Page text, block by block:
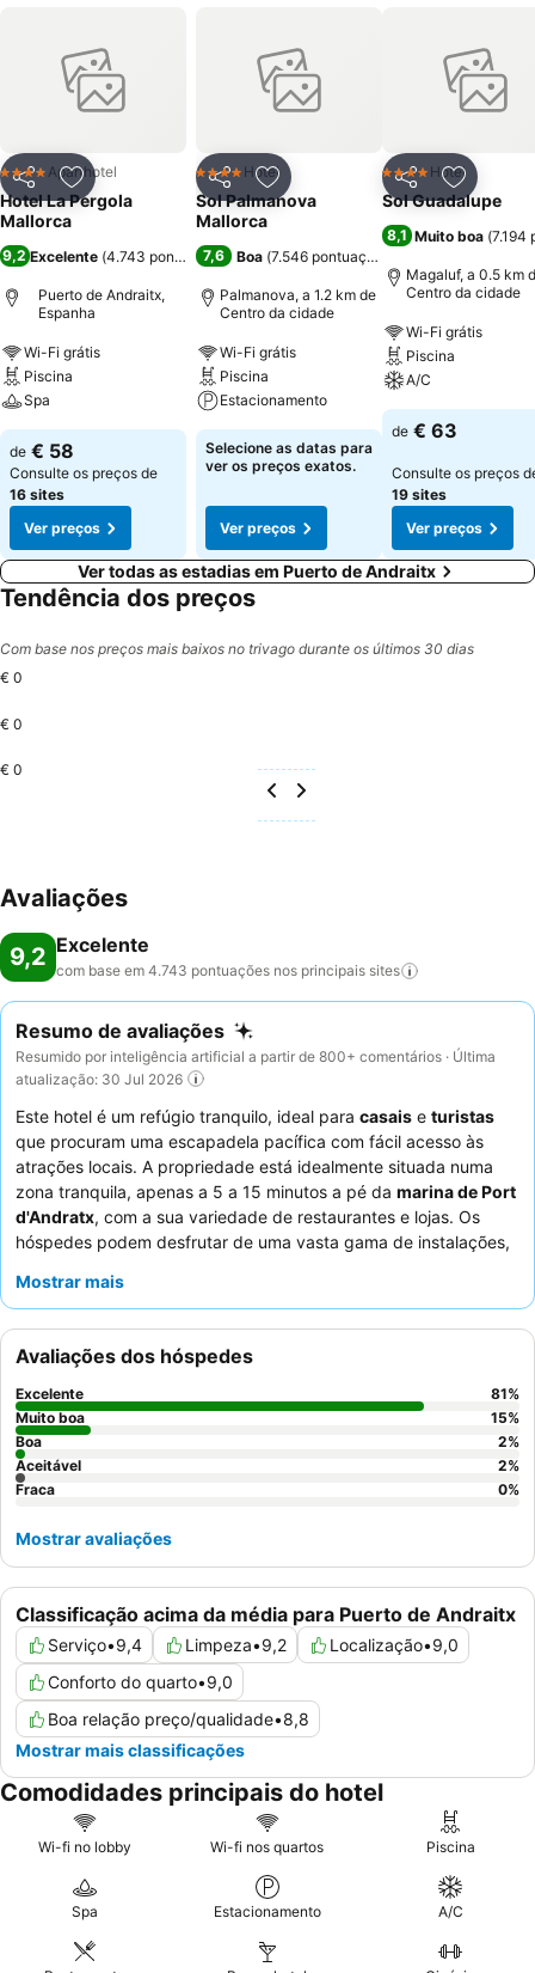
a seco e lavandaria, serviço de quarto, estacionamento gratuito,
serviço de câmbio, transporte de e para o aeroporto, e recepção
com atendimento 24h. Para negócios e eventos disponibiliza
de longos e relaxantes momentos de lazer, o hotel disponibiliza
churrasqueiras, jardim, piscina exterior, bar lounge, piscina coberta,
restaurante, campo de ténis, academia de ginástica, banheira de
hidromassagem, sauna seca , salão de beleza e sala de jogos de
mesa e electrónicos.
PartilharAdicionar aos favoritos
4 EstrelasAparthotel
Hotel La Pergola
Mallorca
9,2 Excelente (4.743 pontuações )
Puerto de Andraitx,
Espanha
Wi-Fi grátis
Piscina
Spa
de € 58
Consulte os preços de
16 sites
Ver preços
PartilharAdicionar aos favoritos
4 EstrelasHotel
Sol Palmanova
Mallorca
7,6 Boa (7.546 pontuações
Palmanova, a 1.2 km de
Centro da cidade
Wi-Fi grátis
Piscina
Estacionamento
Selecione as datas para
ver os preços exatos.
Ver preços
Partilhar
4 EstrelasHotel
Sol Guadalupe
8,1 Muito boa (7.194
Magaluf, a 0.5 km
Centro da cidade
Wi-Fi grátis
Piscina
A/C
de € 63
Consulte os preços
19 sites
Ver preços
Ver todas as estadias em Puerto de Andraitx
Tendência dos preços
Com base nos preços mais baixos no trivago durante os últimos 30 dias
€ 0
€ 0
€ 0
Avaliações
9,2 Excelente
com base em 4.743 pontuações nos principais sites
Resumo de avaliações
Resumido por inteligência artificial a partir de 800+ comentários · Última
atualização: 30 Jul 2026
Este hotel é um refúgio tranquilo, ideal para casais e turistas
que procuram uma escapadela pacífica com fácil acesso às
atrações locais. A propriedade está idealmente situada numa
zona tranquila, apenas a 5 a 15 minutos a pé da marina de Port
d'Andratx, com a sua variedade de restaurantes e lojas. Os
hóspedes podem desfrutar de uma vasta gama de instalações,
interior aquecida), um ginásio bem equipado e campos de ténis.
simpatia e atenção excecionais, complementando o excelente
buffet de pequeno-almoçocom a sua vasta variedade e
ofertas frescas. Para uma estadia mais independente, considere
reservar um dos
Mostrar mais
Classificação acima da média para Puerto de Andraitx
Serviço•9,4 Limpeza•9,2 Localização•9,0
Conforto do quarto•9,0
Boa relação preço/qualidade•8,8
Mostrar mais classificações
Avaliações dos hóspedes
Excelente 81%
Muito boa
15%
Boa
2%
Aceitável
2%
Fraca
0%
Mostrar avaliações
Comodidades principais do hotel
Wi-fi no lobby Wi-fi nos quartos Piscina
Spa Estacionamento A/C